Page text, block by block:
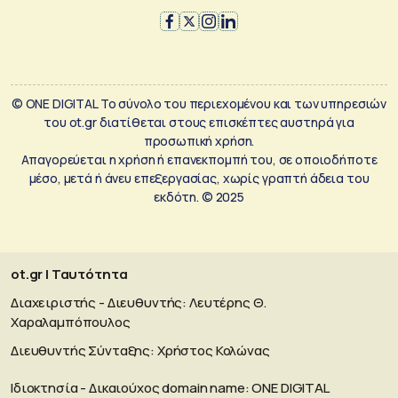
© ONE DIGITAL Το σύνολο του περιεχομένου και των υπηρεσιών
του ot.gr διατίθεται στους επισκέπτες αυστηρά για
προσωπική χρήση.
Απαγορεύεται η χρήση ή επανεκπομπή του, σε οποιοδήποτε
μέσο, μετά ή άνευ επεξεργασίας, χωρίς γραπτή άδεια του
εκδότη. © 2025
ot.gr | Ταυτότητα
Διαχειριστής - Διευθυντής: Λευτέρης Θ.
Χαραλαμπόπουλος
Διευθυντής Σύνταξης: Χρήστος Κολώνας
Ιδιοκτησία - Δικαιούχος domain name: ΟΝΕ DIGITAL